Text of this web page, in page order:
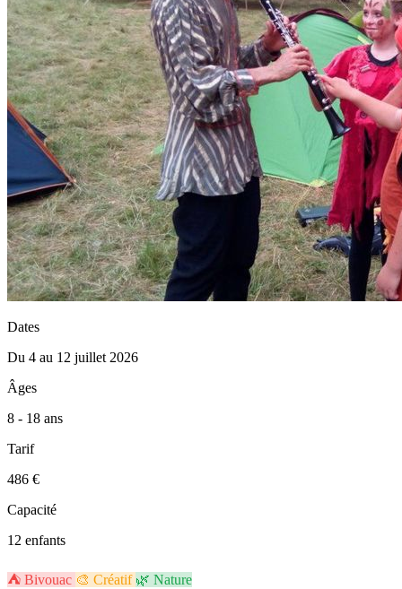
Dates
Du 4 au 12 juillet 2026
Âges
8 - 18 ans
Tarif
486 €
Capacité
12 enfants
⛺ Bivouac 🎨 Créatif 🌿 Nature